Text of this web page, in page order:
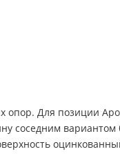
опор. Для позиции
соседним